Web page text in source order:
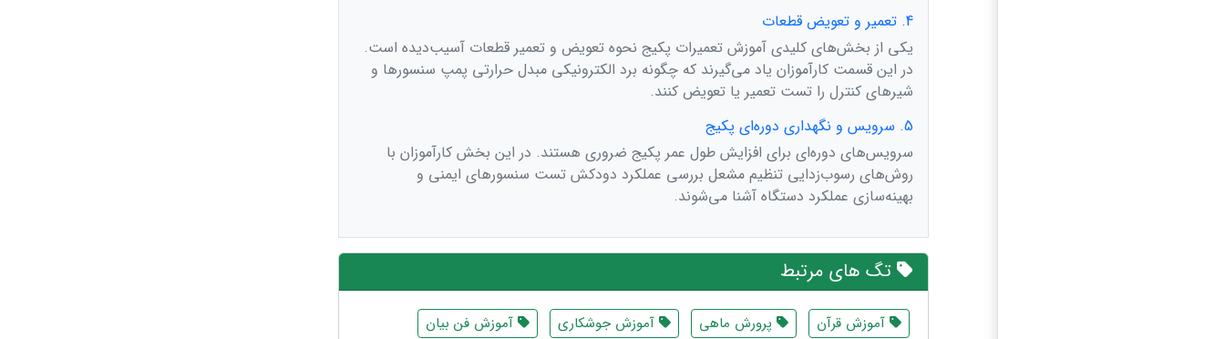
4. تعمیر و تعویض قطعات
یکی از بخش‌های کلیدی آموزش تعمیرات پکیج نحوه تعویض و تعمیر قطعات آسیب‌دیده است.
در این قسمت کارآموزان یاد می‌گیرند که چگونه برد الکترونیکی مبدل حرارتی پمپ سنسورها و
شیرهای کنترل را تست تعمیر یا تعویض کنند.
5. سرویس و نگهداری دوره‌ای پکیج
سرویس‌های دوره‌ای برای افزایش طول عمر پکیج ضروری هستند. در این بخش کارآموزان با
روش‌های رسوب‌زدایی تنظیم مشعل بررسی عملکرد دودکش تست سنسورهای ایمنی و
بهینه‌سازی عملکرد دستگاه آشنا می‌شوند.
تگ های مرتبط
آموزش قرآن پرورش ماهی آموزش جوشکاری
آموزش فن بیان